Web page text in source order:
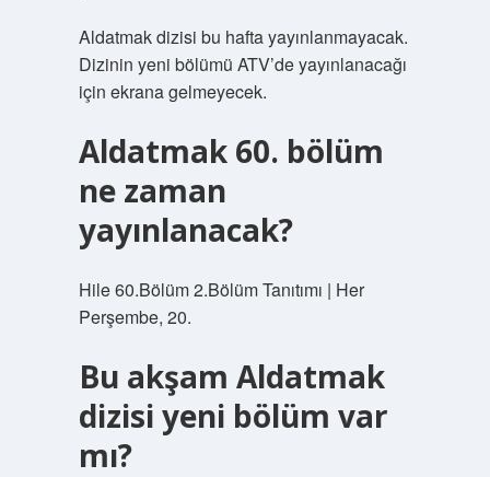
Aldatmak dizisi bu hafta yayınlanmayacak.
Dizinin yeni bölümü ATV’de yayınlanacağı
için ekrana gelmeyecek.
Aldatmak 60. bölüm
ne zaman
yayınlanacak?
Hile 60.Bölüm 2.Bölüm Tanıtımı | Her
Perşembe, 20.
Bu akşam Aldatmak
dizisi yeni bölüm var
mı?